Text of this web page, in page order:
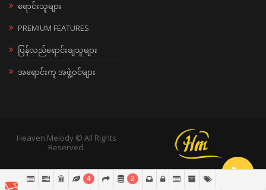
ရောင်းသူများ
PREMIUM FEATURES
ပြန်လည်ရောင်းချသူများ
အရောင်းကူ အဖွဲ့ဝင်များ
Heaven Melody © All Rights
Reserved.
4 2